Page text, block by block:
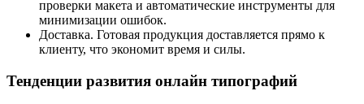
проверки макета и автоматические инструменты для
минимизации ошибок.
Доставка. Готовая продукция доставляется прямо к
клиенту, что экономит время и силы.
Тенденции развития онлайн типографий